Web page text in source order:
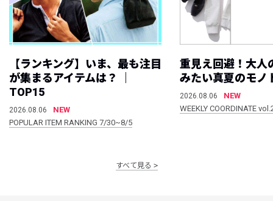
【ランキング】いま、最も注目
が集まるアイテムは？ ｜
TOP15
2026.08.06
NEW
POPULAR ITEM RANKING 7/30~8/5
重見え回避！大人
みたい真夏のモノ
2026.08.06
NEW
WEEKLY COORDINATE
すべて見る